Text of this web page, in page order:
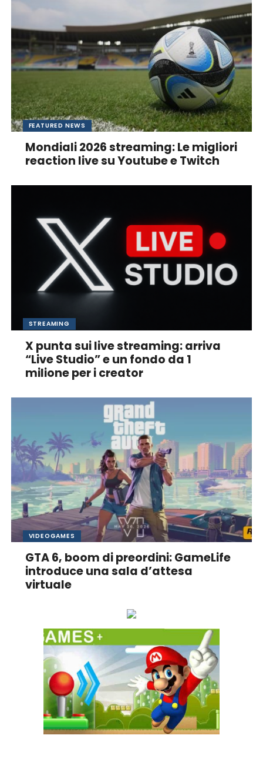
FEATURED NEWS
Mondiali 2026 streaming: Le migliori
reaction live su Youtube e Twitch
STREAMING
X punta sui live streaming: arriva
“Live Studio” e un fondo da 1
milione per i creator
VIDEOGAMES
GTA 6, boom di preordini: GameLife
introduce una sala d’attesa
virtuale